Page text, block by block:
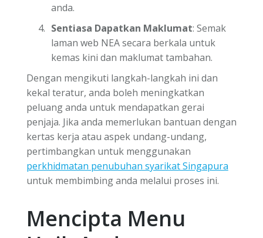
anda.
Sentiasa Dapatkan Maklumat: Semak
laman web NEA secara berkala untuk
kemas kini dan maklumat tambahan.
Dengan mengikuti langkah-langkah ini dan
kekal teratur, anda boleh meningkatkan
peluang anda untuk mendapatkan gerai
penjaja. Jika anda memerlukan bantuan dengan
kertas kerja atau aspek undang-undang,
pertimbangkan untuk menggunakan
perkhidmatan penubuhan syarikat Singapura
untuk membimbing anda melalui proses ini.
Mencipta Menu